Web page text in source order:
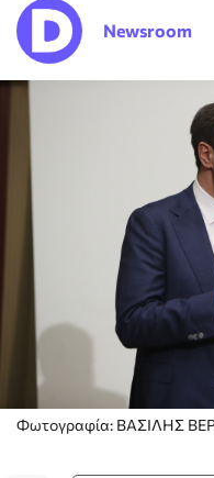
Newsroom
Φωτογραφία: ΒΑΣΙΛΗΣ